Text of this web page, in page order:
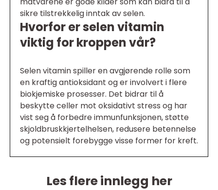
sikre tilstrekkelig inntak av selen.
Hvorfor er selen vitamin
viktig for kroppen vår?
Selen vitamin spiller en avgjørende rolle som
en kraftig antioksidant og er involvert i flere
biokjemiske prosesser. Det bidrar til å
beskytte celler mot oksidativt stress og har
vist seg å forbedre immunfunksjonen, støtte
skjoldbruskkjertelhelsen, redusere betennelse
og potensielt forebygge visse former for kreft.
Les flere innlegg her